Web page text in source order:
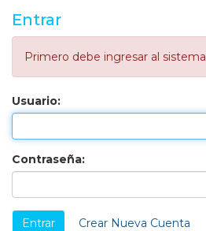
Entrar
Primero debe ingresar al sistema
Usuario:
Contraseña:
Crear Nueva Cuenta